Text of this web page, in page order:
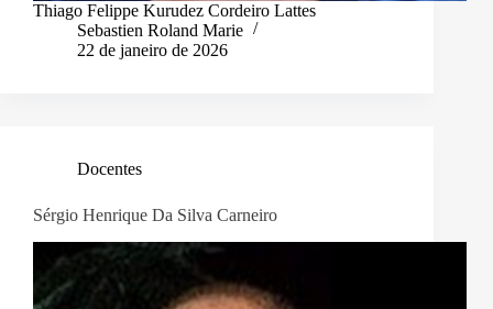
Thiago Felippe Kurudez Cordeiro Lattes
Sebastien Roland Marie
22 de janeiro de 2026
Docentes
Sérgio Henrique Da Silva Carneiro